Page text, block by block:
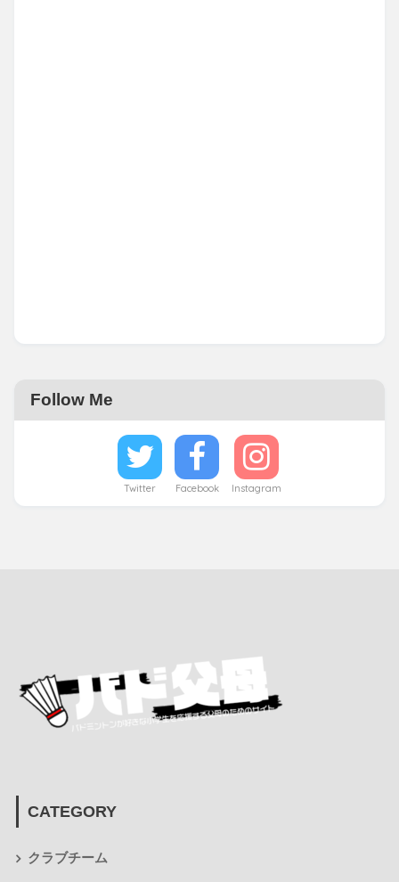
Follow Me
Twitter Facebook Instagram
CATEGORY
クラブチーム